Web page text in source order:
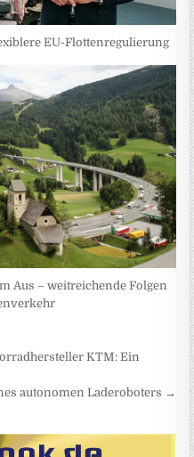
EU-Flottenregulierung
Aus – weitreichende Folgen
KTM: Ein
autonomen Laderoboters →